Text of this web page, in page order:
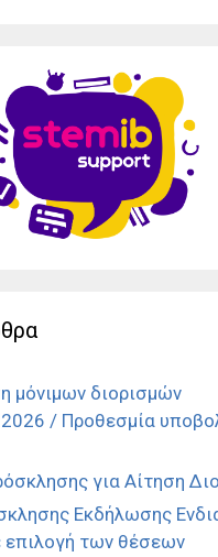
μόνιμων διορισμών
/ Προθεσμία
για Αίτηση
Εκδήλωσης
επιλογή των θέσεων